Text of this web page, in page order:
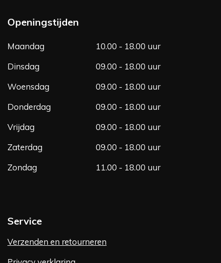
b
o
o
k
a
g
Openingstijden
Maandag
10.00 - 18.00 uur
Dinsdag
09.00 - 18.00 uur
Woensdag
09.00 - 18.00 uur
Donderdag
09.00 - 18.00 uur
Vrijdag
09.00 - 18.00 uur
Zaterdag
09.00 - 18.00 uur
Zondag
11.00 - 18.00 uur
Service
Verzenden en retourneren